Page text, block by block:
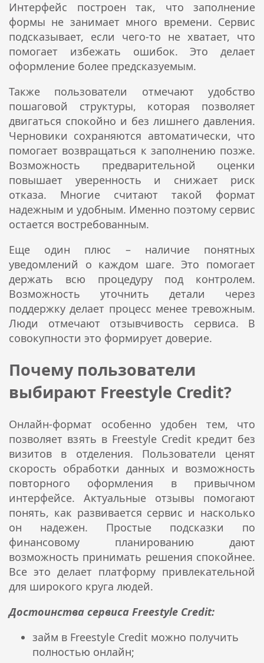
Интерфейс построен так, что заполнение
формы не занимает много времени. Сервис
подсказывает, если чего-то не хватает, что
помогает избежать ошибок. Это делает
оформление более предсказуемым.
Также пользователи отмечают удобство
пошаговой структуры, которая позволяет
двигаться спокойно и без лишнего давления.
Черновики сохраняются автоматически, что
помогает возвращаться к заполнению позже.
Возможность предварительной оценки
повышает уверенность и снижает риск
отказа. Многие считают такой формат
надежным и удобным. Именно поэтому сервис
остается востребованным.
Еще один плюс – наличие понятных
уведомлений о каждом шаге. Это помогает
держать всю процедуру под контролем.
Возможность уточнить детали через
поддержку делает процесс менее тревожным.
Люди отмечают отзывчивость сервиса. В
совокупности это формирует доверие.
Почему пользователи
выбирают Freestyle Credit?
Онлайн-формат особенно удобен тем, что
позволяет взять в Freestyle Credit кредит без
визитов в отделения. Пользователи ценят
скорость обработки данных и возможность
повторного оформления в привычном
интерфейсе. Актуальные отзывы помогают
понять, как развивается сервис и насколько
он надежен. Простые подсказки по
финансовому планированию дают
возможность принимать решения спокойнее.
Все это делает платформу привлекательной
для широкого круга людей.
Достоинства сервиса Freestyle Credit:
займ в Freestyle Credit можно получить
полностью онлайн;